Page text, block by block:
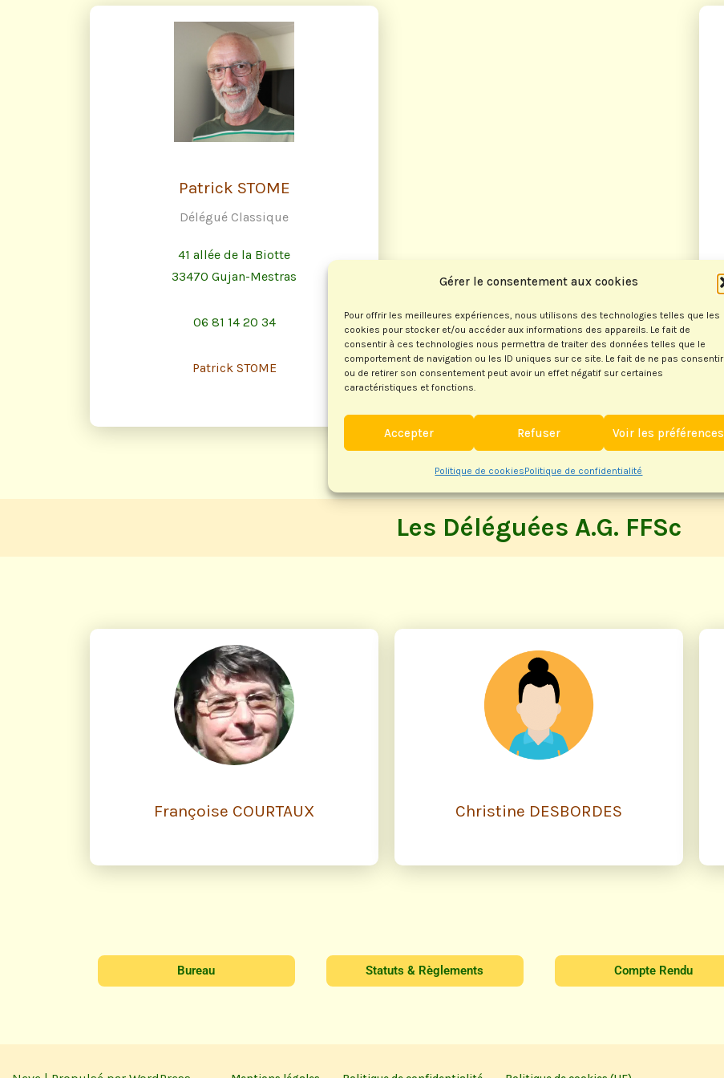
Gérer le consentement aux cookies
Pour offrir les meilleures expériences, nous utilisons des technologies telles que les
cookies pour stocker et/ou accéder aux informations des appareils. Le fait de
consentir à ces technologies nous permettra de traiter des données telles que le
comportement de navigation ou les ID uniques sur ce site. Le fait de ne pas consentir
ou de retirer son consentement peut avoir un effet négatif sur certaines
caractéristiques et fonctions.
Accepter Refuser Voir les préférences
Politique de cookiesPolitique de confidentialité
Patrick STOME
Délégué Classique
41 allée de la Biotte
33470 Gujan-Mestras
06 81 14 20 34
Patrick STOME
Les Déléguées A.G. FFSc
Françoise COURTAUX Christine DESBORDES
Bureau Statuts & Règlements Compte Rendu